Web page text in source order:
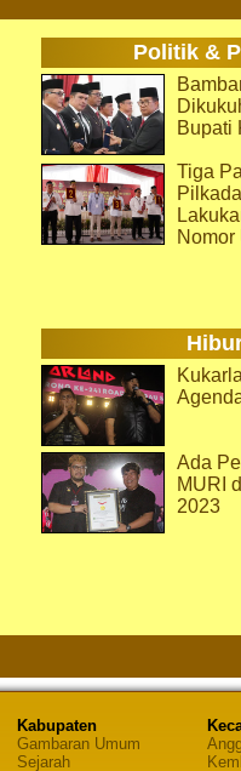
Politik &
Bupati
Tiga
Nomor
Ada
MURI
2023
Kabupaten
Gambaran Umum
Sejarah